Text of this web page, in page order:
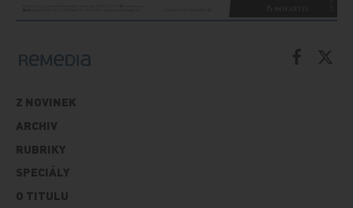
Z NOVINEK
ARCHIV
RUBRIKY
SPECIÁLY
O TITULU